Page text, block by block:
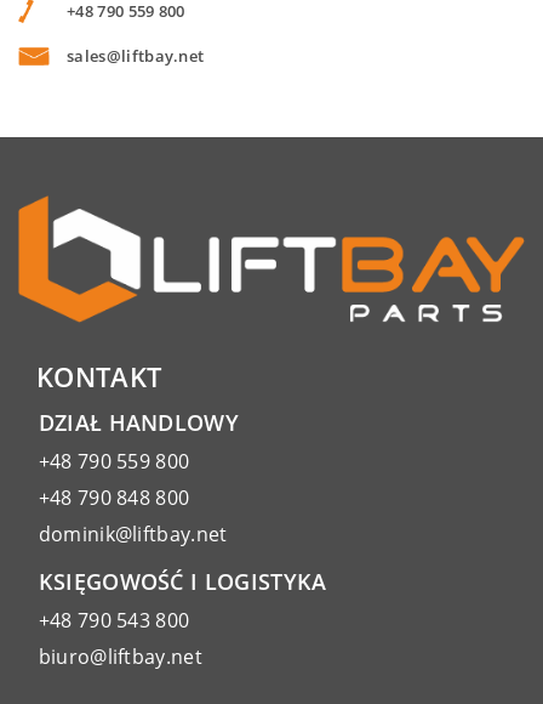
+48 790 559 800
sales@liftbay.net
KONTAKT
DZIAŁ HANDLOWY
+48 790 559 800
+48 790 848 800
dominik@liftbay.net
KSIĘGOWOŚĆ I LOGISTYKA
+48 790 543 800
biuro@liftbay.net